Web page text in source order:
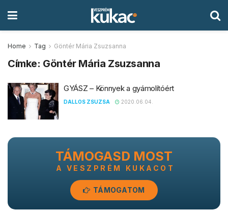
Home Tag Göntér Mária Zsuzsanna
Címke: Göntér Mária Zsuzsanna
GYÁSZ – Könnyek a gyámolítóért
DALLOS ZSUZSA 2020.06.04.
TÁMOGASD MOST
A VESZPRÉM KUKACOT
TÁMOGATOM